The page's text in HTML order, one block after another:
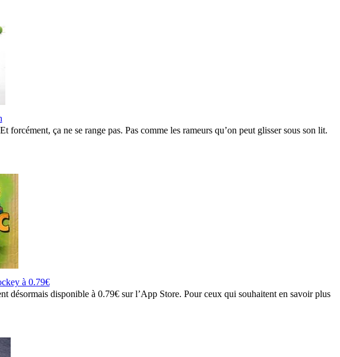
ça ne se range pas. Pas comme les rameurs qu’on peut glisser sous son lit.
à 0.79€
disponible à 0.79€ sur l’App Store. Pour ceux qui souhaitent en savoir plus